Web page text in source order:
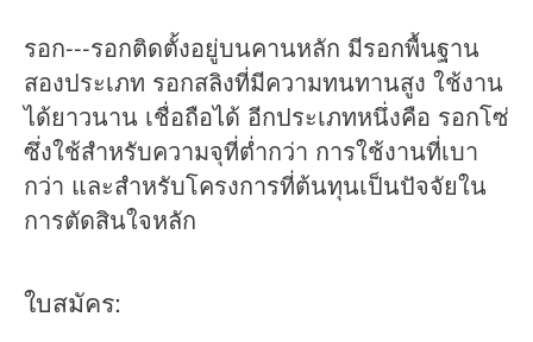
รอก---รอกติดตั้งอยู่บนคานหลัก มีรอกพื้นฐาน
สองประเภท รอกสลิงที่มีความทนทานสูง ใช้งาน
ได้ยาวนาน เชื่อถือได้ อีกประเภทหนึ่งคือ รอกโซ่
ซึ่งใช้สำหรับความจุที่ต่ำกว่า การใช้งานที่เบา
กว่า และสำหรับโครงการที่ต้นทุนเป็นปัจจัยใน
การตัดสินใจหลัก
ใบสมัคร: